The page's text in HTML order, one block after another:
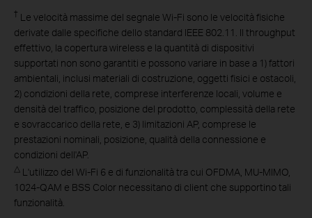
† Le velocità massime del segnale Wi-Fi sono le velocità fisiche
derivate dalle specifiche dello standard IEEE 802.11. Il throughput
effettivo, la copertura wireless e la quantità di dispositivi
supportati non sono garantiti e possono variare in base a 1) fattori
ambientali, inclusi materiali di costruzione, oggetti fisici e ostacoli,
2) condizioni della rete, comprese interferenze locali, volume e
densità del traffico, posizione del prodotto, complessità della rete
e sovraccarico della rete, e 3) limitazioni AP, comprese le
prestazioni nominali, posizione, qualità della connessione e
condizioni dell'AP.
△ L'utilizzo del Wi-Fi 6 e di funzionalità tra cui OFDMA, MU-MIMO,
1024-QAM e BSS Color necessitano di client che supportino tali
funzionalità.